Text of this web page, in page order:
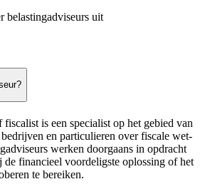
belastingadviseurs uit
is een specialist op het gebied van
en particulieren over fiscale wet-
werken doorgaans in opdracht
financieel voordeligste oplossing of het
te bereiken.